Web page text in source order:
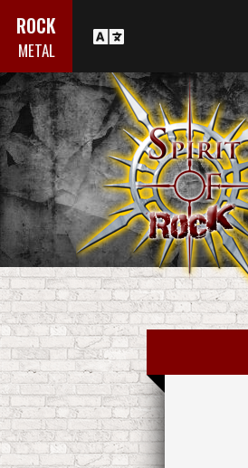
ROCK
METAL